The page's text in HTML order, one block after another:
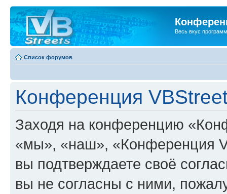
Весь вкус
Список форумов
Конференция
Заходя на конференцию
«мы», «наш», «Конференция
вы подтверждаете своё
вы не согласны с ними,